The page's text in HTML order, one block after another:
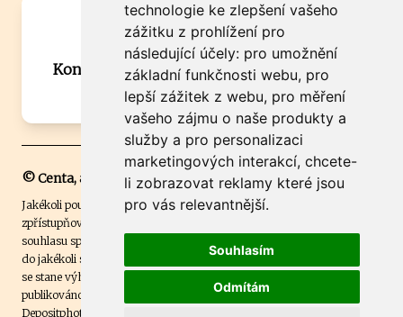
technologie ke zlepšení vašeho
zážitku z prohlížení pro
následující účely: pro umožnění
základní funkčnosti webu, pro
lepší zážitek z webu, pro měření
vašeho zájmu o naše produkty a
služby a pro personalizaci
marketingových interakcí, chcete-
li zobrazovat reklamy které jsou
pro vás relevantnější.
Souhlasím
Odmítám
Máte zajímavou informaci? Chcete
spolupracovat?
Kontaktujte šéfredaktora Martina Chalupu:
chalupa@ctidoma.cz
© Centa, a.s.
Jakékoli použití obsahu včetně převzetí, šíření či dalšího užití a
zpřístupňování textových či obrazových materiálů bez písemného
souhlasu společnosti Centa,a.s. je zakázáno. Čtenář svým přihlášením
do jakékoli soutěže na našem webu dává souhlas s tím, že v případě, že
se stane výhercem této soutěže, může být jeho jméno na webu
publikováno. Centa, a.s. využívala licenci ČTK a využívá fotografie z
Depositphotos